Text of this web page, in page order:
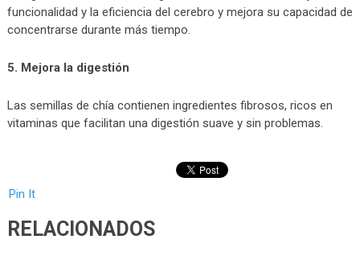
funcionalidad y la eficiencia del cerebro y mejora su capacidad de
concentrarse durante más tiempo.
5. Mejora la digestión
Las semillas de chía contienen ingredientes fibrosos, ricos en
vitaminas que facilitan una digestión suave y sin problemas.
Pin It
RELACIONADOS